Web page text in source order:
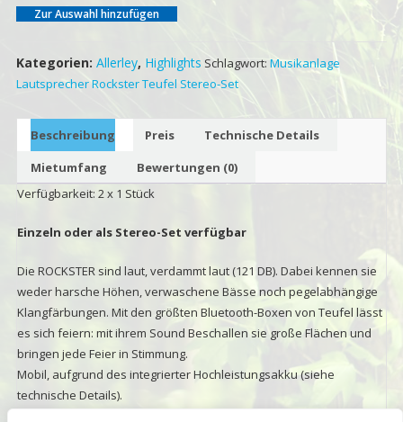
Zur Auswahl hinzufügen
Kategorien: Allerley, Highlights Schlagwort: Musikanlage
Lautsprecher Rockster Teufel Stereo-Set
Beschreibung Preis
Technische Details
Mietumfang
Bewertungen (0)
Verfügbarkeit: 2 x 1 Stück
Einzeln oder als Stereo-Set verfügbar
Die ROCKSTER sind laut, verdammt laut (121 DB). Dabei kennen sie
weder harsche Höhen, verwaschene Bässe noch pegelabhängige
Klangfärbungen. Mit den größten Bluetooth-Boxen von Teufel lässt
es sich feiern: mit ihrem Sound Beschallen sie große Flächen und
bringen jede Feier in Stimmung.
Mobil, aufgrund des integrierter Hochleistungsakku (siehe
technische Details).